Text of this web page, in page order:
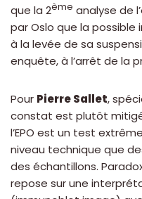
que la 2ème analyse de
par Oslo que la possible
à la levée de sa
enquête, à l’arrêt de la
Pour Pierre Sallet,
constat est plutôt
l’EPO est un test
niveau technique que
des échantillons.
repose sur une